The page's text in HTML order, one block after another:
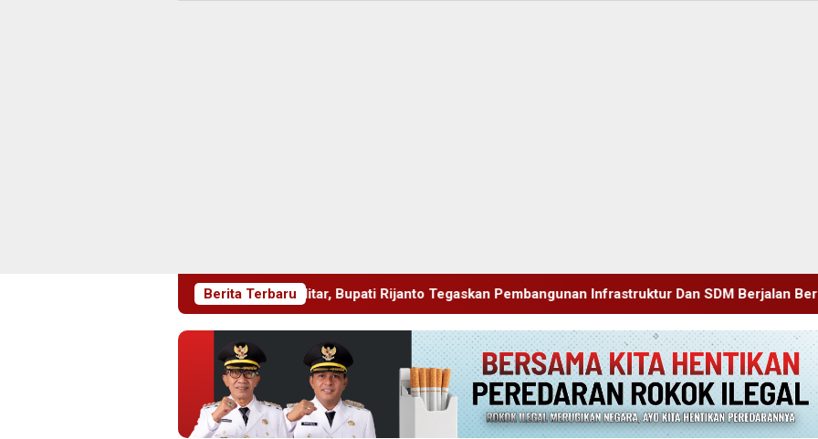
Berita Terbaru
702 Kabupaten Blitar, Bupati Rijanto Tegaskan Pembangunan Infrastruktur Dan SDM Berjalan Beriringan Terbukti